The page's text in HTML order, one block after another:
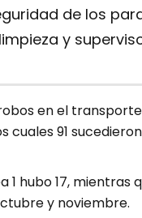
de los
y
en el
cuales 91
1 hubo 17, mientras
y noviembre.